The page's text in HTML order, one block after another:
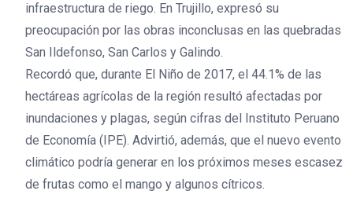
infraestructura de riego. En Trujillo, expresó su
preocupación por las obras inconclusas en las quebradas
San Ildefonso, San Carlos y Galindo.
Recordó que, durante El Niño de 2017, el 44.1% de las
hectáreas agrícolas de la región resultó afectadas por
inundaciones y plagas, según cifras del Instituto Peruano
de Economía (IPE). Advirtió, además, que el nuevo evento
climático podría generar en los próximos meses escasez
de frutas como el mango y algunos cítricos.